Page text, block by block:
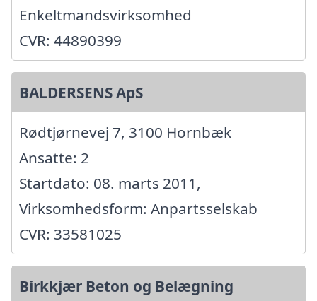
Enkeltmandsvirksomhed
CVR: 44890399
BALDERSENS ApS
Rødtjørnevej 7, 3100 Hornbæk
Ansatte: 2
Startdato: 08. marts 2011,
Virksomhedsform: Anpartsselskab
CVR: 33581025
Birkkjær Beton og Belægning